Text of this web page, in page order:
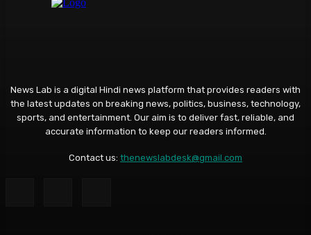
News Lab is a digital Hindi news platform that provides readers with
the latest updates on breaking news, politics, business, technology,
sports, and entertainment. Our aim is to deliver fast, reliable, and
accurate information to keep our readers informed.
Contact us: thenewslabdesk@gmail.com